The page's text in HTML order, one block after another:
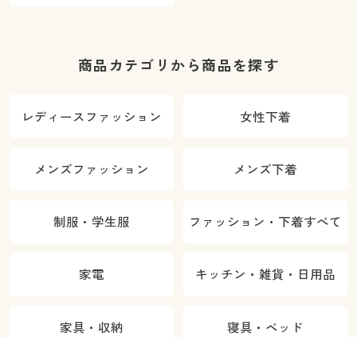
商品カテゴリから商品を探す
レディースファッション 女性下着
メンズファッション メンズ下着
制服・学生服 ファッション・下着すべて
家電 キッチン・雑貨・日用品
家具・収納 寝具・ベッド